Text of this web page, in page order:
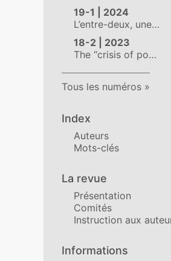
19-1 | 2024
L’entre-deux, une…
18-2 | 2023
The “crisis of po…
Tous les numéros
Index
Auteurs
Mots-clés
La revue
Présentation
Comités
Instruction aux
Informations